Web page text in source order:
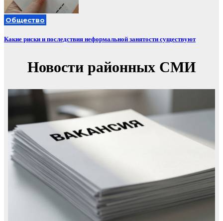
Общество
Какие риски и последствия неформальной занятости существуют